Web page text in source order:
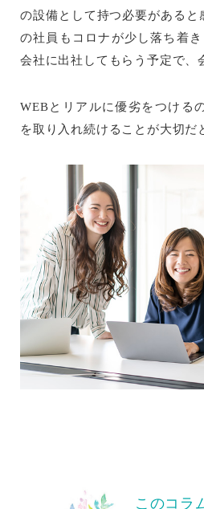
の設備として持つ必要があると
の社員もコロナが少し落ち着
会社に出社してもらう予定で、
WEBとリアルに優劣をつける
を取り入れ続けることが大切だ
このコラ